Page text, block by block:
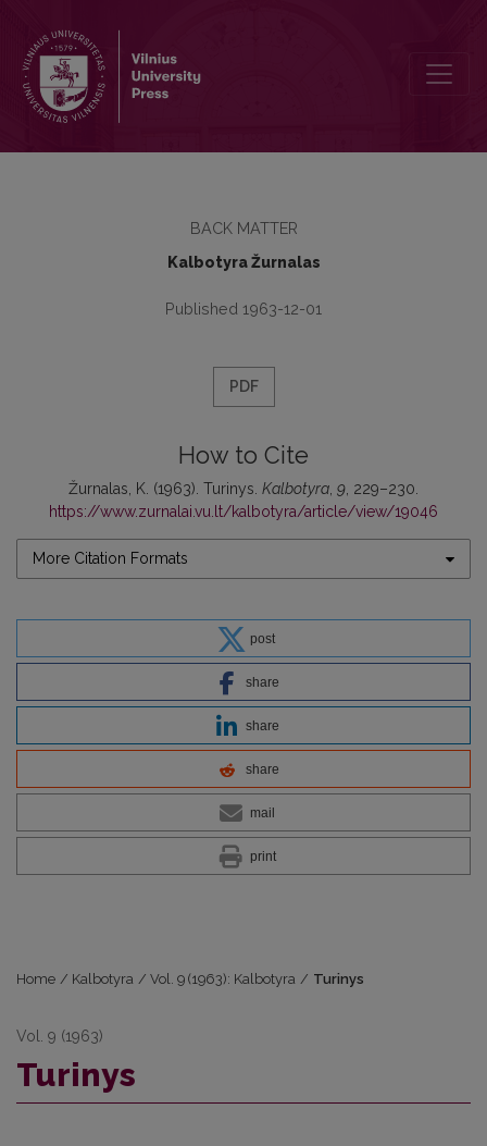
BACK MATTER
Kalbotyra Žurnalas
Published 1963-12-01
PDF
How to Cite
Žurnalas, K. (1963). Turinys. Kalbotyra 9 , 229–230.
https://www.zurnalai.vu.lt/kalbotyra/article/view/19046
More Citation Formats
post
share
share
share
mail
print
Home / Kalbotyra / Vol. 9 (1963): Kalbotyra / Turinys
Vol. 9 (1963)
Turinys